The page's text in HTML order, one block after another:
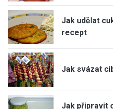
Jak udělat
recept
Jak svázat
Jak připravit